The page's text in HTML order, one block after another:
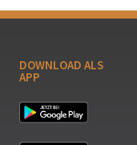
DOWNLOAD ALS
APP